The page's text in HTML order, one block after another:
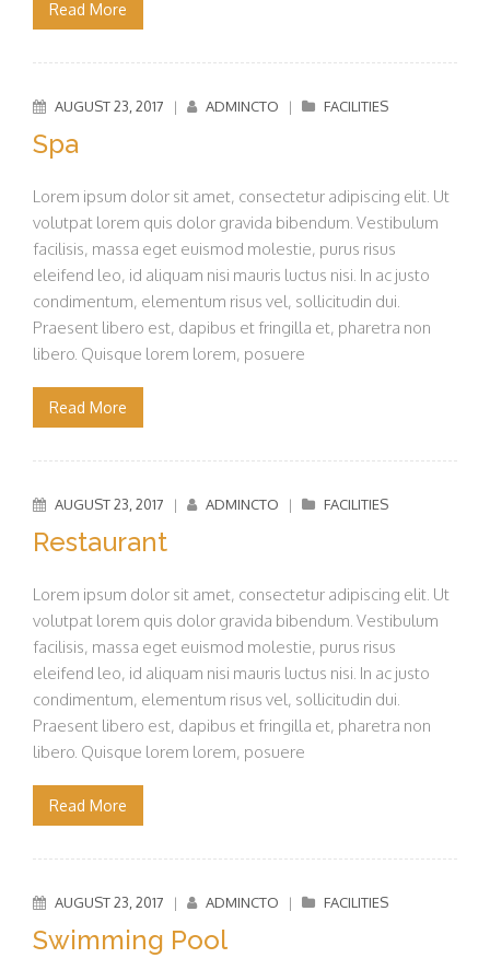
Read More
AUGUST 23, 2017 | ADMINCTO | FACILITIES
Spa
Lorem ipsum dolor sit amet, consectetur adipiscing elit. Ut
volutpat lorem quis dolor gravida bibendum. Vestibulum
facilisis, massa eget euismod molestie, purus risus
eleifend leo, id aliquam nisi mauris luctus nisi. In ac justo
condimentum, elementum risus vel, sollicitudin dui.
Praesent libero est, dapibus et fringilla et, pharetra non
libero. Quisque lorem lorem, posuere
Read More
AUGUST 23, 2017 | ADMINCTO | FACILITIES
Restaurant
Lorem ipsum dolor sit amet, consectetur adipiscing elit. Ut
volutpat lorem quis dolor gravida bibendum. Vestibulum
facilisis, massa eget euismod molestie, purus risus
eleifend leo, id aliquam nisi mauris luctus nisi. In ac justo
condimentum, elementum risus vel, sollicitudin dui.
Praesent libero est, dapibus et fringilla et, pharetra non
libero. Quisque lorem lorem, posuere
Read More
AUGUST 23, 2017 | ADMINCTO | FACILITIES
Swimming Pool